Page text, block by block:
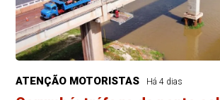
ATENÇÃO MOTORISTAS Há 4 dias